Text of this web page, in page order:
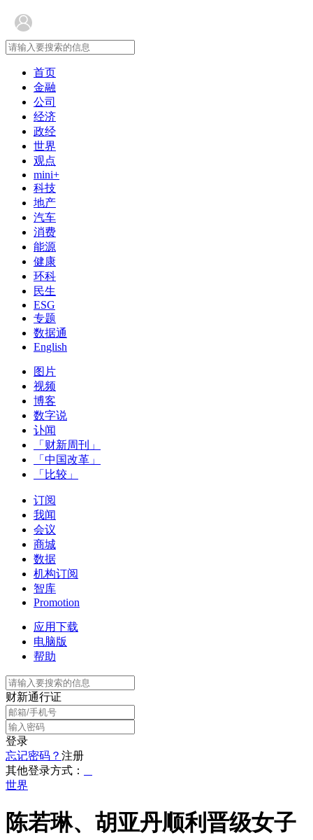
首页
金融
公司
经济
政经
世界
观点
mini+
科技
地产
汽车
消费
能源
健康
环科
民生
ESG
专题
数据通
English
图片
视频
博客
数字说
讣闻
「财新周刊」
「中国改革」
「比较」
订阅
我闻
会议
商城
数据
机构订阅
智库
Promotion
应用下载
电脑版
帮助
财新通行证
登录
忘记密码？ 注册
其他登录方式：
世界
陈若琳、胡亚丹顺利晋级女子